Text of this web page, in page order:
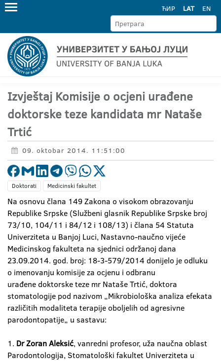
ЋИР LAT EN
Izvještaj Komisije o ocjeni urađene
doktorske teze kandidata mr Nataše
Trtić
09. oktobar 2014. 11:51:00
Doktorati Medicinski fakultet
Na osnovu člana 149 Zakona o visokom obrazovanju
Republike Srpske (Službeni glasnik Republike Srpske broj
73/10, 104/11 i 84/12 i 108/13) i člana 54 Statuta
Univerziteta u Banjoj Luci, Nastavno-naučno vijeće
Medicinskog fakulteta na sjednici održanoj dana
23.09.2014. god. broj: 18-3-579/2014 donijelo je odluku
o imenovanju komisije za ocjenu i odbranu
urađene doktorske teze mr Nataše Trtić, doktora
stomatologije pod nazivom „Mikrobiološka analiza efekata
različitih modaliteta terapije oboljelih od agresivne
parodontopatije„ u sastavu:
1. Dr Zoran Aleksić, vanredni profesor, uža naučna oblast
Parodontologija, Stomatološki fakultet Univerziteta u